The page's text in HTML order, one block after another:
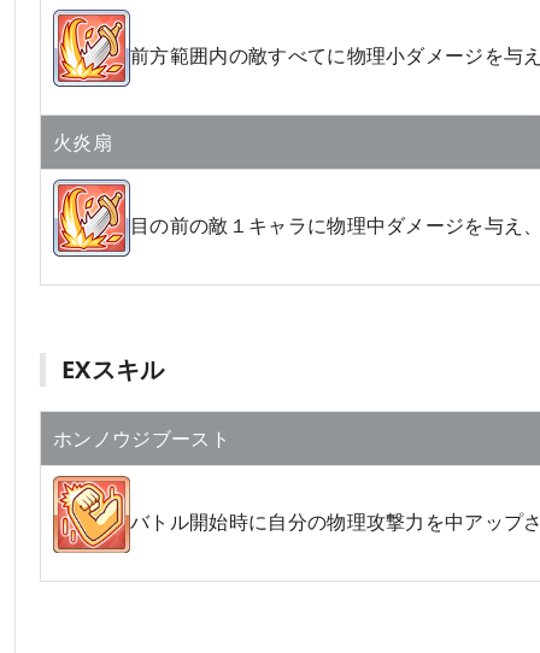
前方範囲内の敵すべてに物理小ダメージを与
火炎扇
目の前の敵１キャラに物理中ダメージを与え
EXスキル
ホンノウジブースト
バトル開始時に自分の物理攻撃力を中アップ